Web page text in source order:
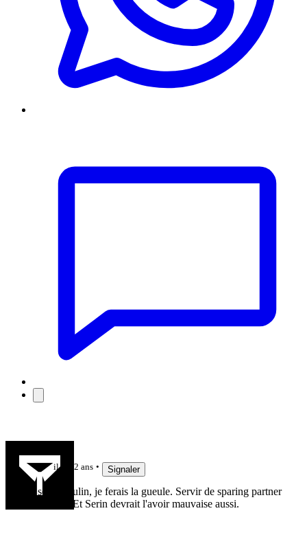
il y a 2 ans Signaler
Je serais Dulin, je ferais la gueule. Servir de sparing partner
à 33 ans... Et Serin devrait l'avoir mauvaise aussi.